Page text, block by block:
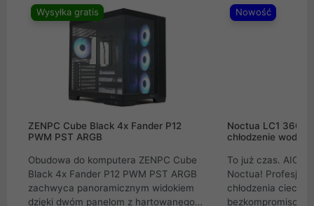
Wysyłka gratis
ZENPC Cube Black 4x Fander P12
PWM PST ARGB
Obudowa do komputera ZENPC Cube
Black 4x Fander P12 PWM PST ARGB
zachwyca panoramicznym widokiem
dzięki dwóm panelom z hartowanego
Nowość
Noctua LC1
chłodzenie wodne
To już czas. AIO
Noctua!
chłodzenia cieczą